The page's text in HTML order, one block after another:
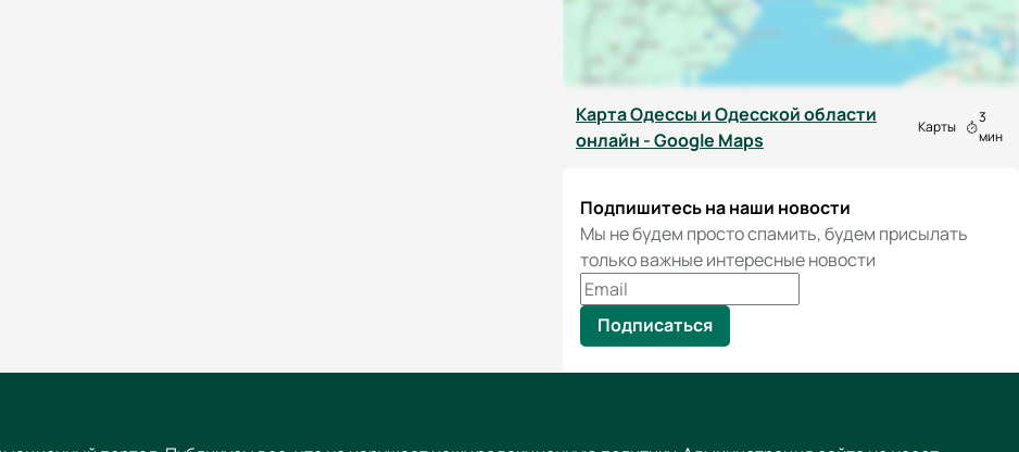
Карта Одессы и Одесской области
онлайн - Google Maps
Карты
3
мин
Подпишитесь на наши новости
Мы не будем просто спамить, будем присылать
только важные интересные новости
Подписаться